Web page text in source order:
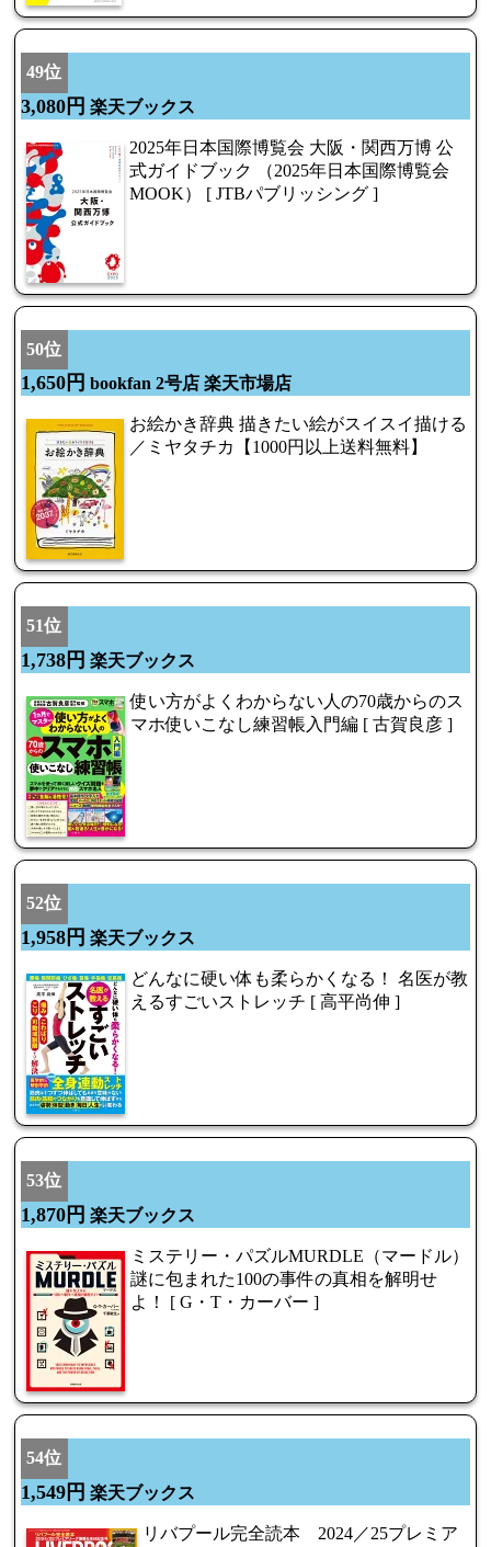
49位
3,080円 楽天ブックス
2025年日本国際博覧会 大阪・関西万博 公
式ガイドブック （2025年日本国際博覧会
MOOK） [ JTBパブリッシング ]
50位
1,650円 bookfan 2号店 楽天市場店
お絵かき辞典 描きたい絵がスイスイ描ける
／ミヤタチカ【1000円以上送料無料】
51位
1,738円 楽天ブックス
使い方がよくわからない人の70歳からのス
マホ使いこなし練習帳入門編 [ 古賀良彦 ]
52位
1,958円 楽天ブックス
どんなに硬い体も柔らかくなる！ 名医が教
えるすごいストレッチ [ 高平尚伸 ]
53位
1,870円 楽天ブックス
ミステリー・パズルMURDLE（マードル）
謎に包まれた100の事件の真相を解明せ
よ！ [ G・T・カーバー ]
54位
1,549円 楽天ブックス
リバプール完全読本 2024／25プレミア